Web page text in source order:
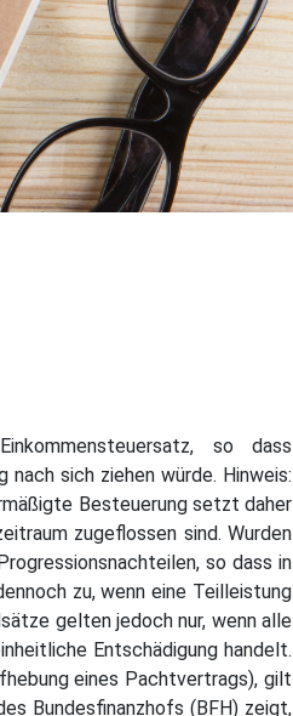
so dass
sich ziehen würde. Hinweis:
Besteuerung setzt daher
zugeflossen sind. Wurden
so dass in
zu, wenn eine Teilleistung
gelten jedoch nur, wenn alle
Entschädigung handelt.
eines Pachtvertrags), gilt
Bundesfinanzhofs (BFH) zeigt,